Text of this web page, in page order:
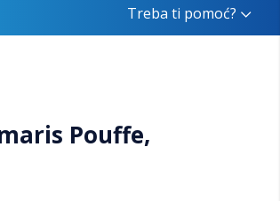
Treba ti pomoć?
Pouffe,